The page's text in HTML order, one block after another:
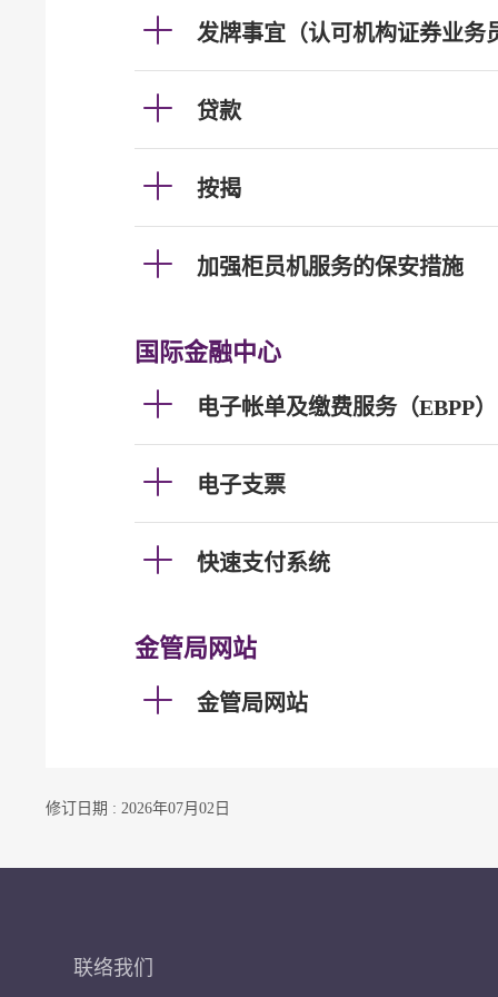
发牌事宜（认可机构证券业务
贷款
按揭
加强柜员机服务的保安措施
国际金融中心
电子帐单及缴费服务（EBPP）
电子支票
快速支付系统
金管局网站
金管局网站
修订日期 : 2026年07月02日
联络我们